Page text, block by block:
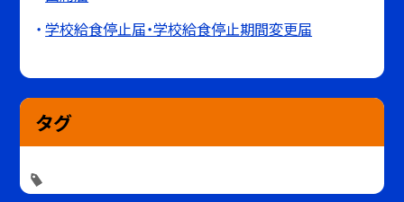
学校給食停止届・学校給食停止期間変更届
タグ